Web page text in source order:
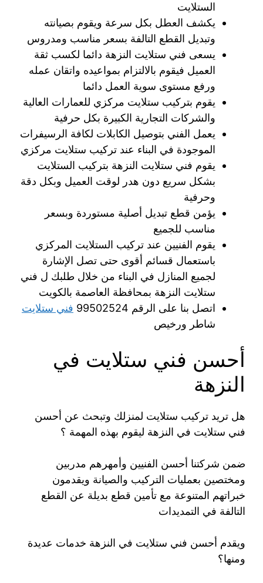
الستلايت
يكشف العطل بكل سرعة ويقوم بصيانته
وتبديل القطع التالفة بسعر مناسب ومدروس
يسعى فني ستلايت النزهة دائما لكسب ثقة
العميل فيقوم بالالتزام بمواعيده واتقان عمله
ورفع مستوى سوية العمل دائما
يقوم بتركيب ستلايت مركزي للعمارات العالية
والشركات التجارية الكبيرة بكل حرفية
يعمل الفني بتوصيل الكابلات لكافة الرسيفرات
الموجودة في البناء عند تركيب ستلايت مركزي
يقوم فني ستلايت النزهة بتركيب الستلايت
بشكل سريع دون هدر لوقت العميل وبكل دقة
وحرفية
يؤمن قطع تبديل أصلية مستوردة وبسعر
مناسب للجميع
يقوم الفنيين عند تركيب الستلايت المركزي
باستعمال قسائم أقوى حتى تصل الإشارة
لجميع المنازل في البناء من خلال طلبك ل فني
ستلايت النزهة بمحافظة العاصمة بالكويت
اتصل بنا على الرقم 99502524
فني ستلايت
شاطر ورخيص
أحسن فني ستلايت في
النزهة
هل تريد تركيب ستلايت لمنزلك وتبحث عن أحسن
فني ستلايت في النزهة ليقوم بهذه المهمة ؟
ضمن شركتنا أحسن الفنيين وأمهرهم مدربين
ومختصين بعمليات التركيب والصيانة ويقدمون
خبراتهم المتنوعة مع تأمين قطع بديلة عن القطع
التالفة في التمديدات
ويقدم أحسن فني ستلايت في النزهة خدمات عديدة
ومنها؟